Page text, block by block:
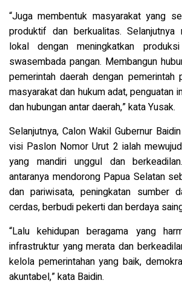
“Juga membentuk masyarakat yang
produktif dan berkualitas. Selanjutnya
lokal dengan meningkatkan
swasembada pangan. Membangun
pemerintah daerah dengan pemerintah
masyarakat dan hukum adat, penguatan
dan hubungan antar daerah,” kata Yusak.
Selanjutnya, Calon Wakil Gubernur
visi Paslon Nomor Urut 2 ialah
yang mandiri unggul dan
antaranya mendorong Papua Selatan
dan pariwisata, peningkatan sumber
cerdas, berbudi pekerti dan berdaya
“Lalu kehidupan beragama yang
infrastruktur yang merata dan
kelola pemerintahan yang baik,
akuntabel,” kata Baidin.